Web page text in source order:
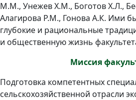
М.М., Унежев Х.М., Боготов Х.Л.,
Алагирова Р.М., Гонова А.К. Ими
глубокие и рациональные
и общественную жизнь
Миссия
Подготовка компетентных
сельскохозяйственной отрасли